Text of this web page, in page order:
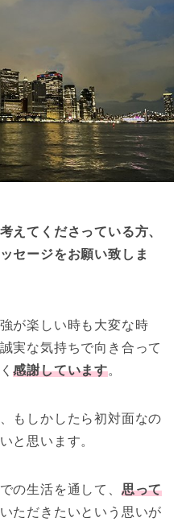
えてくださっている方、
セージをお願い致しま
が楽しい時も大変な時
実な気持ちで向き合って
感謝しています。
もしかしたら初対面なの
と思います。
の生活を通して、 思って
ただきたいという思いが